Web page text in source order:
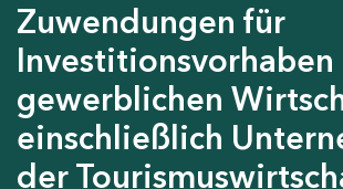
Zuwendungen für
Investitionsvorhaben
gewerblichen
einschließlich
der